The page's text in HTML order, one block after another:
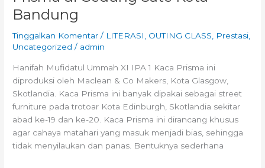
Bandung
Tinggalkan Komentar / LITERASI, OUTING CLASS, Prestasi,
Uncategorized / admin
Hanifah Mufidatul Ummah XI IPA 1 Kaca Prisma ini
diproduksi oleh Maclean & Co Makers, Kota Glasgow,
Skotlandia. Kaca Prisma ini banyak dipakai sebagai street
furniture pada trotoar Kota Edinburgh, Skotlandia sekitar
abad ke-19 dan ke-20. Kaca Prisma ini dirancang khusus
agar cahaya matahari yang masuk menjadi bias, sehingga
tidak menyilaukan dan panas. Bentuknya sederhana